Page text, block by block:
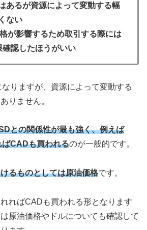
あるが資源によって変動する幅
ない
が影響するため取引する際には
確認したほうがいい
りますが、資源によって変動する
りません。
との関係性が最も強く、例えば
CADも買われるのが一般的です。
るものとしては原油価格です。
ればCADも買われる形となります
原油価格やドルについても確認して